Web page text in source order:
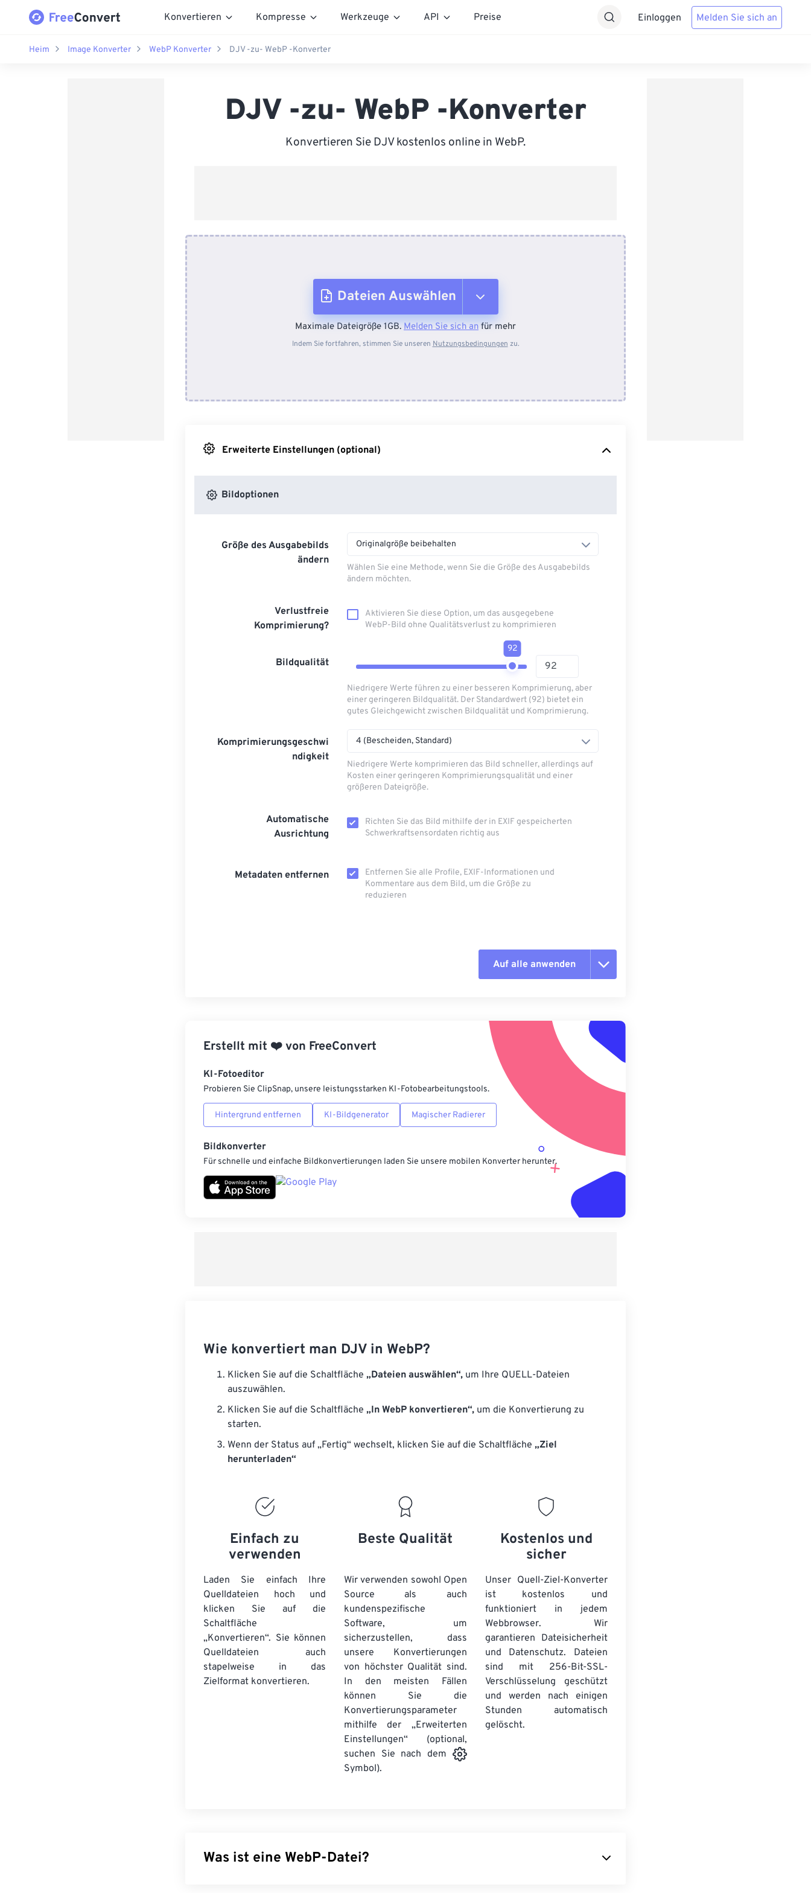
Konvertieren Kompresse Werkzeuge API Preise Einloggen Melden Sie sich an
Heim Image Konverter WebP Konverter DJV -zu- WebP -Konverter
DJV -zu- WebP -Konverter
Konvertieren Sie DJV kostenlos online in WebP.
Dateien Auswählen
Vom Gerät
Maximale Dateigröße 1GB. Melden Sie sich an für mehr
Indem Sie fortfahren, stimmen Sie unseren Nutzungsbedingungen zu.
Erweiterte Einstellungen (optional)
Bildoptionen
Größe des Ausgabebilds
ändern
Originalgröße beibehalten
Wählen Sie eine Methode, wenn Sie die Größe des Ausgabebilds
ändern möchten.
Verlustfreie
Komprimierung?
Aktivieren Sie diese Option, um das ausgegebene
WebP-Bild ohne Qualitätsverlust zu komprimieren
Bildqualität
92
Niedrigere Werte führen zu einer besseren Komprimierung, aber
einer geringeren Bildqualität. Der Standardwert (92) bietet ein
gutes Gleichgewicht zwischen Bildqualität und Komprimierung.
Komprimierungsgeschwi
ndigkeit
4 (Bescheiden, Standard)
Niedrigere Werte komprimieren das Bild schneller, allerdings auf
Kosten einer geringeren Komprimierungsqualität und einer
größeren Dateigröße.
Automatische
Ausrichtung
Richten Sie das Bild mithilfe der in EXIF ​​gespeicherten
Schwerkraftsensordaten richtig aus
Metadaten entfernen
Entfernen Sie alle Profile, EXIF-Informationen und
Kommentare aus dem Bild, um die Größe zu
reduzieren
Auf alle anwenden
Aus Vorgabe anwenden
Als Vorgabe speichern
Erstellt mit ❤️von FreeConvert
KI-Fotoeditor
Probieren Sie ClipSnap, unsere leistungsstarken KI-Fotobearbeitungstools.
Hintergrund entfernen KI-Bildgenerator Magischer Radierer
Bildkonverter
Für schnelle und einfache Bildkonvertierungen laden Sie unsere mobilen Konverter herunter.
Wie konvertiert man DJV in WebP?
Klicken Sie auf die Schaltfläche „Dateien auswählen“, um Ihre QUELL-Dateien
auszuwählen.
Klicken Sie auf die Schaltfläche „In WebP konvertieren“, um die Konvertierung zu
starten.
Wenn der Status auf „Fertig“ wechselt, klicken Sie auf die Schaltfläche „Ziel
herunterladen“
Einfach zu
verwenden
Laden Sie einfach Ihre
Quelldateien hoch und
klicken Sie auf die
Schaltfläche
„Konvertieren“. Sie können
Quelldateien auch
stapelweise in das
Zielformat konvertieren.
Beste Qualität
Wir verwenden sowohl Open
Source als auch
kundenspezifische
Software, um
sicherzustellen, dass
unsere Konvertierungen
von höchster Qualität sind.
In den meisten Fällen
können Sie die
Konvertierungsparameter
mithilfe der „Erweiterten
Einstellungen“ (optional,
suchen Sie nach dem
Symbol).
Kostenlos und
sicher
Unser Quell-Ziel-Konverter
ist kostenlos und
funktioniert in jedem
Webbrowser. Wir
garantieren Dateisicherheit
und Datenschutz. Dateien
sind mit 256-Bit-SSL-
Verschlüsselung geschützt
und werden nach einigen
Stunden automatisch
gelöscht.
Was ist eine WebP-Datei?